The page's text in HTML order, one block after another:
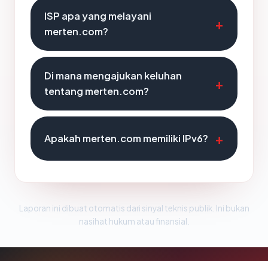
ISP apa yang melayani
merten.com?
Di mana mengajukan keluhan
tentang merten.com?
Apakah merten.com memiliki IPv6?
Laporan ini dibuat otomatis dari sinyal teknis publik. Ini bukan
nasihat hukum atau finansial.